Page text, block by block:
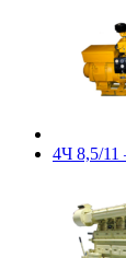
4Ч 8,5/11